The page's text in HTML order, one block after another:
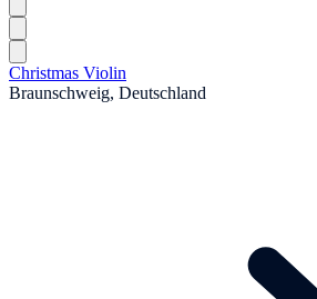
Christmas Violin
Braunschweig, Deutschland